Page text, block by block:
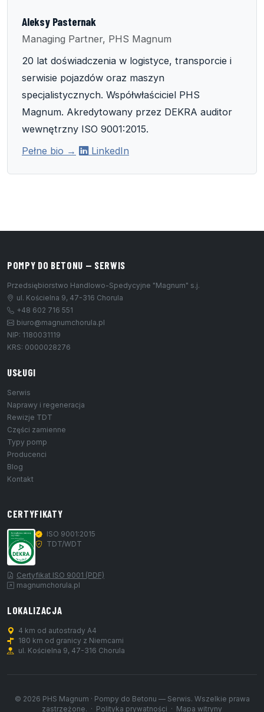
Aleksy Pasternak
Managing Partner, PHS Magnum
20 lat doświadczenia w logistyce, transporcie i
serwisie pojazdów oraz maszyn
specjalistycznych. Współwłaściciel PHS
Magnum. Akredytowany przez DEKRA auditor
wewnętrzny ISO 9001:2015.
Pełne bio →
LinkedIn
POMPY DO BETONU — SERWIS
Przedsiębiorstwo Handlowo-Spedycyjne "Magnum" s.j.
ul. Kościelna 9, 47-316 Chorula
+48 602 716 551
biuro@magnumchorula.pl
NIP: 1180031119
KRS: 0000028276
USŁUGI
Serwis
Naprawy i regeneracja
Rewizje TDT
Części zamienne
Typy pomp
Producenci
Blog
Kontakt
CERTYFIKATY
ISO 9001:2015
TDT/WDT
Certyfikat ISO 9001 (PDF)
magnumchorula.pl
LOKALIZACJA
4 km od autostrady A4
180 km od granicy z Niemcami
ul. Kościelna 9, 47-316 Chorula
© 2026 PHS Magnum · Pompy do Betonu — Serwis. Wszelkie prawa
zastrzeżone. · Polityka prywatności · Mapa witryny